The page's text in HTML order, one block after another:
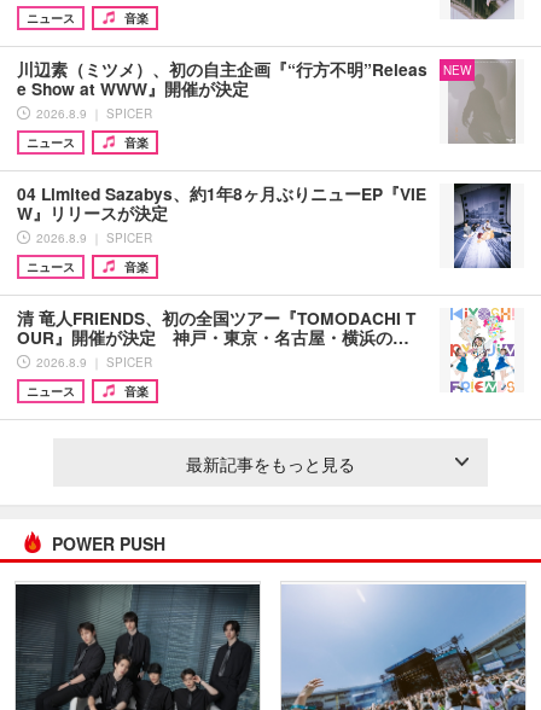
ニュース
音楽
川辺素（ミツメ）、初の自主企画『“行方不明”Releas
e Show at WWW』開催が決定
2026.8.9 ｜ SPICER
ニュース
音楽
NEW
04 Limited Sazabys、約1年8ヶ月ぶりニューEP『VIE
W』リリースが決定
2026.8.9 ｜ SPICER
ニュース
音楽
清 竜人FRIENDS、初の全国ツアー『TOMODACHI T
OUR』開催が決定 神戸・東京・名古屋・横浜の…
2026.8.9 ｜ SPICER
ニュース
音楽
最新記事をもっと見る
POWER PUSH